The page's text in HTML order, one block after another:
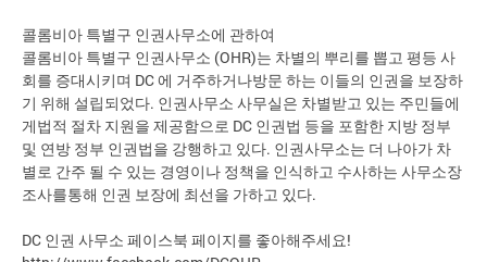
콜롬비아 특별구 인권사무소에 관하여
콜롬비아 특별구 인권사무소 (OHR)는 차별의 뿌리를 뽑고 평등 사
회를 증대시키며 DC 에 거주하거나방문 하는 이들의 인권을 보장하
기 위해 설립되었다. 인권사무소 사무실은 차별받고 있는 주민들에
게법적 절차 지원을 제공함으로 DC 인권법 등을 포함한 지방 정부
및 연방 정부 인권법을 강행하고 있다. 인권사무소는 더 나아가 차
별로 간주 될 수 있는 경영이나 정책을 인식하고 수사하는 사무소장
조사를통해 인권 보장에 최선을 가하고 있다.
DC 인권 사무소 페이스북 페이지를 좋아해주세요!